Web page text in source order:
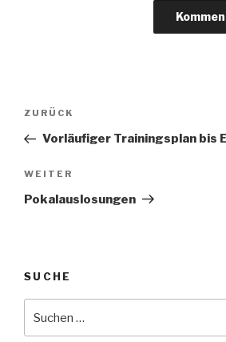
Beitragsnavigation
Vorheriger
Beitrag
ZURÜCK
Vorläufiger Trainingsplan bis
Nächster
Beitrag
WEITER
Pokalauslosungen
SUCHE
nach: